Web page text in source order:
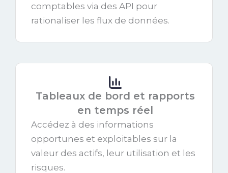
comptables via des API pour
rationaliser les flux de données.
Tableaux de bord et rapports
en temps réel
Accédez à des informations
opportunes et exploitables sur la
valeur des actifs, leur utilisation et les
risques.